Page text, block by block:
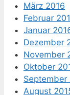
März 2016
Februar
Januar
Dezember
November
Oktober
September
August